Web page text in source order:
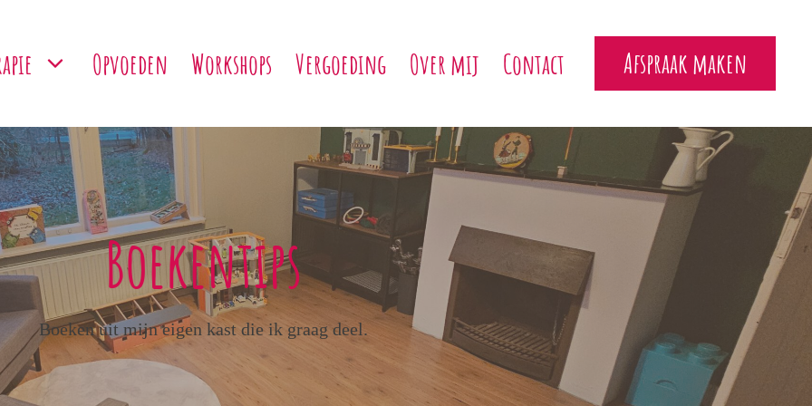
Opvoeden Workshops Vergoeding Over mij Contact Afspraak maken
Boekentips
Boeken uit mijn eigen kast die ik graag deel.